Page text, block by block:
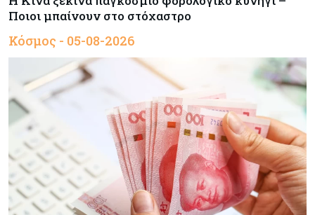
Ποιοι μπαίνουν στο στόχαστρο
Κόσμος - 05-08-2026